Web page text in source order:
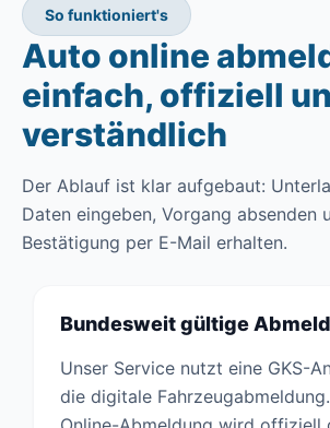
So funktioniert's
Auto online
einfach, offiziell
verständlich
Der Ablauf ist klar aufgebaut:
Daten eingeben, Vorgang absenden
Bestätigung per E-Mail erhalten.
Bundesweit gültige
Unser Service nutzt eine GKS-
die digitale